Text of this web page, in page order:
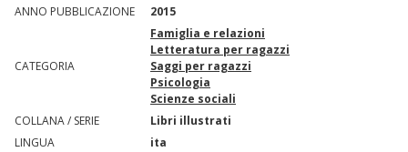
ANNO PUBBLICAZIONE
2015
CATEGORIA
Famiglia e relazioni
Letteratura per ragazzi
Saggi per ragazzi
Psicologia
Scienze sociali
COLLANA / SERIE
Libri illustrati
LINGUA
ita